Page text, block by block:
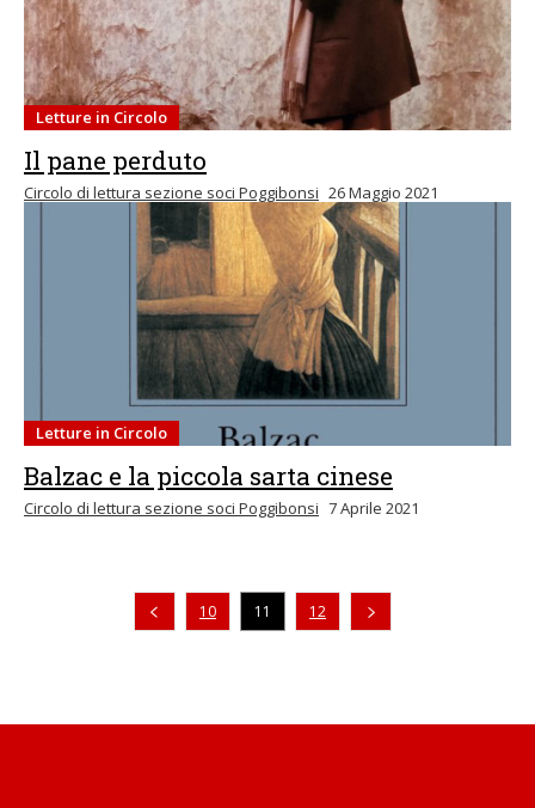
Letture in Circolo
Il pane perduto
Circolo di lettura sezione soci Poggibonsi 26 Maggio 2021
Letture in Circolo
Balzac e la piccola sarta cinese
Circolo di lettura sezione soci Poggibonsi 7 Aprile 2021
Pagina precedente
10 11 12